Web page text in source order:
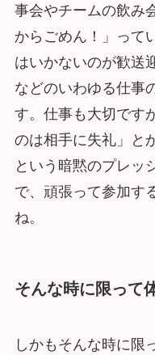
事会やチームの飲み
からごめん！」って
はいかないのが歓送
などのいわゆる仕事
す。仕事も大切です
のは相手に失礼」と
という暗黙のプレッ
で、頑張って参加す
ね。
そんな時に限って
しかもそんな時に限